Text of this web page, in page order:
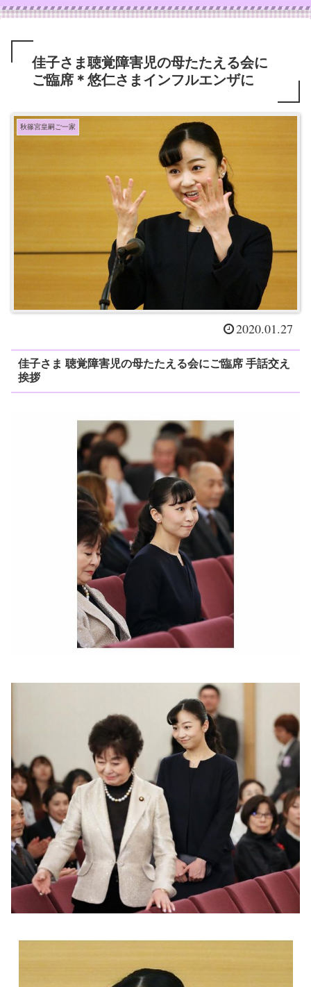
佳子さま聴覚障害児の母たたえる会に
ご臨席＊悠仁さまインフルエンザに
秋篠宮皇嗣ご一家
2020.01.27
佳子さま 聴覚障害児の母たたえる会にご臨席 手話交え
挨拶